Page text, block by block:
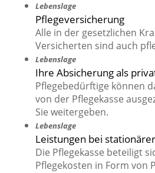
Lebenslage
Pflegeversicherung
Alle in der gesetzlichen
Versicherten sind auch
Lebenslage
Ihre Absicherung als
Pflegebedürftige können
von der Pflegekasse
Sie weitergeben.
Lebenslage
Leistungen bei
Die Pflegekasse beteiligt
Pflegekosten in Form von